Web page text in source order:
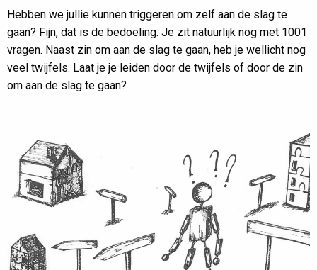
Hebben we jullie kunnen triggeren om zelf aan de slag te
gaan? Fijn, dat is de bedoeling. Je zit natuurlijk nog met 1001
vragen. Naast zin om aan de slag te gaan, heb je wellicht nog
veel twijfels. Laat je je leiden door de twijfels of door de zin
om aan de slag te gaan?